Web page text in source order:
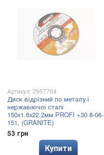
Артикул: 2957764
Диск відрізний по металу і
нержавіючої сталі
150x1.6x22.2мм PROFI +30 8-06-
151, (GRANITE)
53 грн
Купити